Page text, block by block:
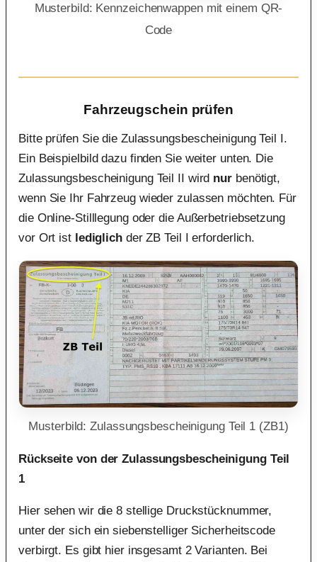
Musterbild: Kennzeichenwappen mit einem QR-
Code
Fahrzeugschein prüfen
Bitte prüfen Sie die Zulassungsbescheinigung Teil I.
Ein Beispielbild dazu finden Sie weiter unten. Die
Zulassungsbescheinigung Teil II wird nur benötigt,
wenn Sie Ihr Fahrzeug wieder zulassen möchten. Für
die Online-Stilllegung oder die Außerbetriebsetzung
vor Ort ist lediglichder ZB Teil I erforderlich.
Musterbild: Zulassungsbescheinigung Teil 1 (ZB1)
Rückseite von der Zulassungsbescheinigung Teil
1
Hier sehen wir die 8 stellige Druckstücknummer,
unter der sich ein siebenstelliger Sicherheitscode
verbirgt. Es gibt hier insgesamt 2 Varianten. Bei